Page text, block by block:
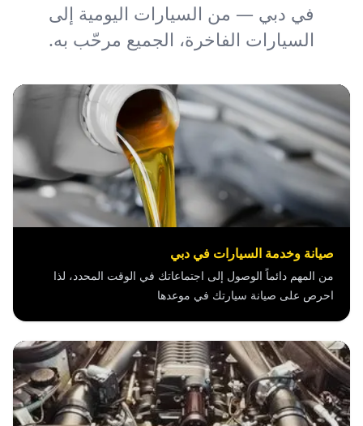
في دبي — من السيارات اليومية إلى
السيارات الفاخرة، الجميع مرحّب به.
صيانة وخدمة السيارات في دبي
من المهم دائماً الوصول إلى اجتماعاتك في الوقت المحدد، لذا
احرص على صيانة سيارتك في موعدها